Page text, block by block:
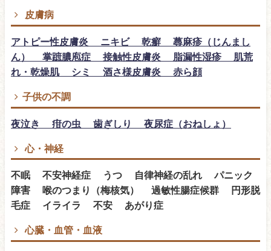
皮膚病
アトピー性皮膚炎 ニキビ 乾癬 蕁麻疹（じんまし
ん） 掌蹠膿庖症 接触性皮膚炎 脂漏性湿疹 肌荒
れ・乾燥肌 シミ 酒さ様皮膚炎 赤ら顔
子供の不調
夜泣き 疳の虫 歯ぎしり 夜尿症（おねしょ）
心・神経
不眠 不安神経症 うつ 自律神経の乱れ パニック
障害 喉のつまり（梅核気） 過敏性腸症候群 円形脱
毛症 イライラ 不安 あがり症
心臓・血管・血液